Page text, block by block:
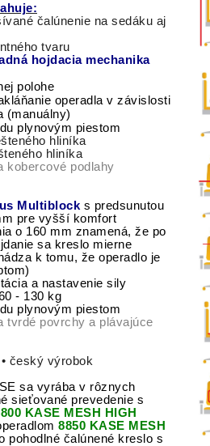
čalúnenie na sedáku aj
tvaru
hojdacia mechanika
polohe
operadla v závislosti
(manuálny)
plynovým piestom
hliníka
hliníka
kobercové podlahy
Multiblock s predsunutou
pre vyšší komfort
o 160 mm znamená, že po
sa kreslo mierne
k tomu, že operadlo je
a nastavenie sily
- 130 kg
plynovým piestom
tvrdé povrchy a plávajúce
český výrobok
sa vyrába v rôznych
sieťované prevedenie s
KASE MESH HIGH
8850 KASE MESH
pohodlné čalúnené kreslo s